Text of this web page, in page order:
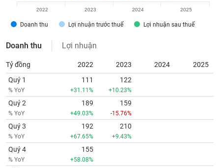
Doanh thu Lợi nhuận trước thuế Lợi nhuận sau thuế
2022 2023 2024 2025
Doanh thu Lợi nhuận
Tỷ đồng 2022 2023 2024
2025
Quý 1
% YoY
111
+31.11%
122
+10.23%
Quý 2
% YoY
189
+49.03%
159
-15.76%
Quý 3
% YoY
192
+67.65%
210
+9.43%
Quý 4
% YoY
155
+58.08%